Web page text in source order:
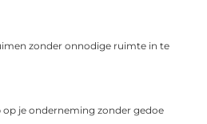
zonder onnodige ruimte in te
op je onderneming zonder gedoe